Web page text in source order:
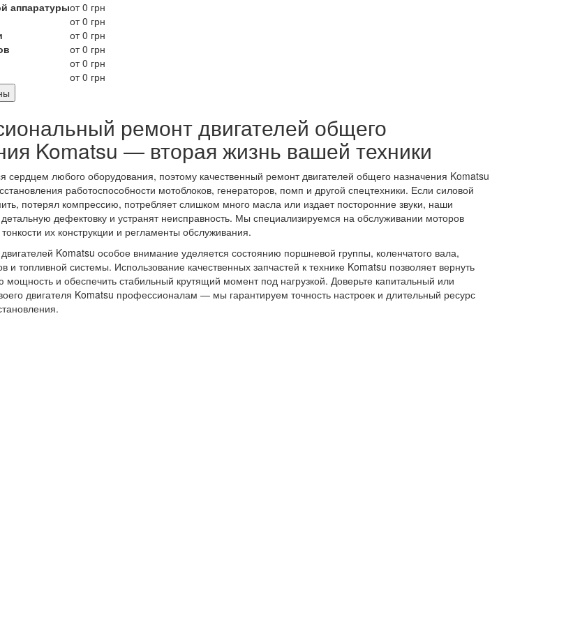
аппаратурыот 0 грн
от 0 грн
от 0 грн
от 0 грн
от 0 грн
от 0 грн
ремонт двигателей общего
Komatsu — вторая жизнь вашей техники
сердцем любого оборудования, поэтому качественный ремонт двигателей общего назначения Komatsu
работоспособности мотоблоков, генераторов, помп и другой спецтехники. Если силовой
потерял компрессию, потребляет слишком много масла или издает посторонние звуки, наши
дефектовку и устранят неисправность. Мы специализируемся на обслуживании моторов
их конструкции и регламенты обслуживания.
Komatsu особое внимание уделяется состоянию поршневой группы, коленчатого вала,
и топливной системы. Использование качественных запчастей к технике Komatsu позволяет вернуть
мощность и обеспечить стабильный крутящий момент под нагрузкой. Доверьте капитальный или
двигателя Komatsu профессионалам — мы гарантируем точность настроек и длительный ресурс